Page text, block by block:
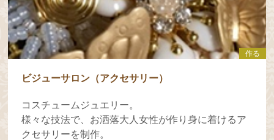
作る
ビジューサロン（アクセサリー）
コスチュームジュエリー。
様々な技法で、お洒落大人女性が作り身に着けるア
クセサリーを制作。